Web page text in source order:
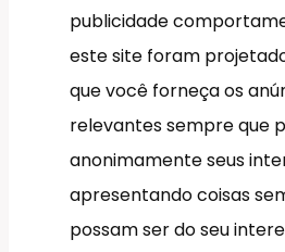
publicidade
este site foram
que você forneça os
relevantes sempre que
anonimamente seus
apresentando coisas
possam ser do seu